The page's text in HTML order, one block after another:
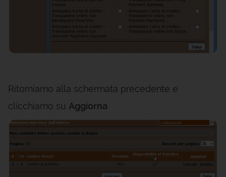
Ritorniamo alla schermata precedente e
clicchiamo su Aggiorna